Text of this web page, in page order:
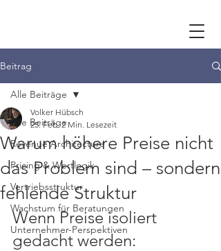
Beitrag
Alle Beiträge
Revenue Architecture
Pricing & Wertlogik
Vertriebsstruktur
Wachstum für Beratungen
Unternehmer-Perspektiven
Alle Beiträge
Warum höhere Preise nicht
das Problem sind – sondern
fehlende Struktur
Volker Hübsch
25. Feb. 2 Min. Lesezeit
Wenn Preise isoliert
gedacht werden: